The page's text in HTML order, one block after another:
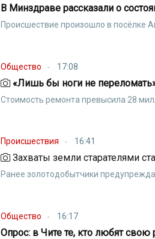
В Минздраве рассказали о
Происшествие произошло в посёлке
Общество 17:08
«Лишь бы ноги не
Стоимость ремонта превысила 28
Происшествия 16:41
Захваты земли старателями
Ранее золотодобытчики
Общество 16:17
Опрос: в Чите те, кто любят